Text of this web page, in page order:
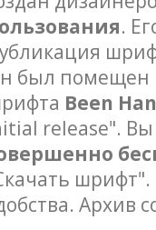
.
был помещен
Been
release".
Архив